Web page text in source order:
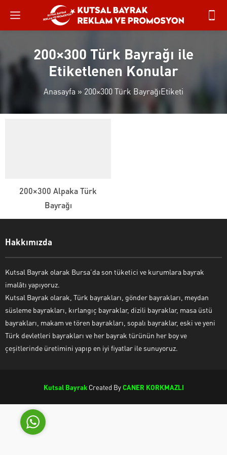
200×300 Türk Bayrağı ile
Etiketlenen Konular
Anasayfa » 200×300 Türk BayrağıEtiketi
200×300 Alpaka Türk
Bayrağı
Hakkımızda
Kutsal Bayrak olarak Bursa’da son tüketici ve kurumlara bayrak
imalâtı yapıyoruz.
Kutsal Bayrak olarak, Türk bayrakları, gönder bayrakları, meydan
süsleme bayrakları, kırlangıç bayraklar, dizili bayraklar, masa üstü
bayrakları, makam ve tören bayrakları, sopalı bayraklar, eski ve yeni
Türk devletleri bayrakları ve her bayrak türünün her boy ve
çeşitlerinde üretimini yapıp en iyi fiyatlar ile sunuyoruz.
Kutsal BayrakCreated ByCANER KORKMAZLI